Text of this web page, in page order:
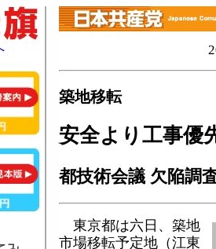
築地移転
安全より工事優
都技術会議 欠陥調
東京都は六日、築地
市場移転予定地（江東